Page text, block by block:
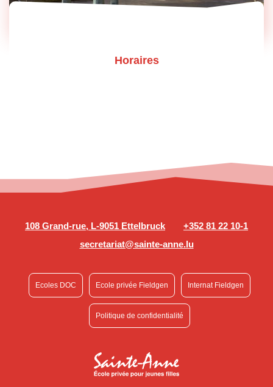
Horaires
108 Grand-rue, L-9051 Ettelbruck
+352 81 22 10-1
secretariat@sainte-anne.lu
Ecoles DOC Ecole privée Fieldgen Internat Fieldgen
Politique de confidentialité